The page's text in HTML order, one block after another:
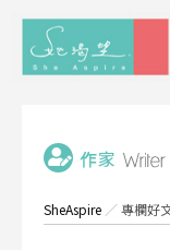
SheAspire ／專欄好